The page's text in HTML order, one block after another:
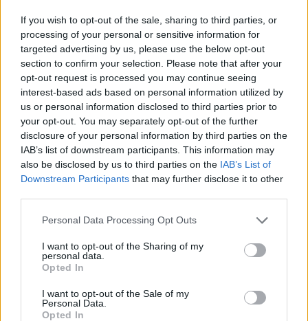
If you wish to opt-out of the sale, sharing to third parties, or
processing of your personal or sensitive information for
targeted advertising by us, please use the below opt-out
section to confirm your selection. Please note that after your
opt-out request is processed you may continue seeing
interest-based ads based on personal information utilized by
us or personal information disclosed to third parties prior to
your opt-out. You may separately opt-out of the further
disclosure of your personal information by third parties on the
IAB’s list of downstream participants. This information may
also be disclosed by us to third parties on the IAB’s List of
Downstream Participants that may further disclose it to other
Please note that this website/app uses one or more Google
not limited to your visit or usage behaviour. You may click to
grant or deny consent to Google and its third-party tags to
use your data for below specified purposes in below Google
consent section.
Personal Data Processing Opt Outs
I want to opt-out of the Sharing of my
personal data.
Opted In
I want to opt-out of the Sale of my
Personal Data.
Opted In
Uniós források: íme a teendők, amelyek a
pénzek érkezéséhez még szükségesek
ELEMZÉSEK 2026. júl. 20.